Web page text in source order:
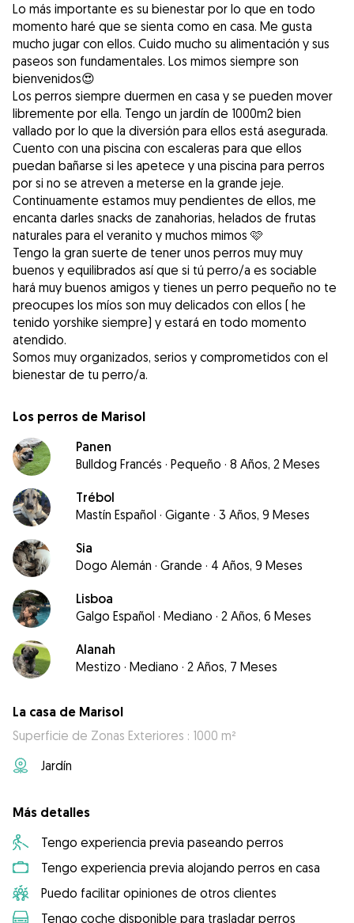
Lo más importante es su bienestar por lo que en todo
momento haré que se sienta como en casa. Me gusta
mucho jugar con ellos. Cuido mucho su alimentación y sus
paseos son fundamentales. Los mimos siempre son
bienvenidos😍
Los perros siempre duermen en casa y se pueden mover
libremente por ella. Tengo un jardín de 1000m2 bien
vallado por lo que la diversión para ellos está asegurada.
Cuento con una piscina con escaleras para que ellos
puedan bañarse si les apetece y una piscina para perros
por si no se atreven a meterse en la grande jeje.
Continuamente estamos muy pendientes de ellos, me
encanta darles snacks de zanahorias, helados de frutas
naturales para el veranito y muchos mimos 🩷
Tengo la gran suerte de tener unos perros muy muy
buenos y equilibrados así que si tú perro/a es sociable
hará muy buenos amigos y tienes un perro pequeño no te
preocupes los míos son muy delicados con ellos ( he
tenido yorshike siempre) y estará en todo momento
atendido.
Somos muy organizados, serios y comprometidos con el
bienestar de tu perro/a.
Los perros de Marisol
Panen
Bulldog Francés · Pequeño · 8 Años, 2 Meses
Trébol
Mastín Español · Gigante · 3 Años, 9 Meses
Sia
Dogo Alemán · Grande · 4 Años, 9 Meses
Lisboa
Galgo Español · Mediano · 2 Años, 6 Meses
Alanah
Mestizo · Mediano · 2 Años, 7 Meses
La casa de Marisol
Superficie de Zonas Exteriores : 1000 m²
Jardín
Más detalles
Tengo experiencia previa paseando perros
Tengo experiencia previa alojando perros en casa
Puedo facilitar opiniones de otros clientes
Tengo coche disponible para trasladar perros